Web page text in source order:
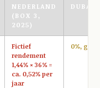
NEDERLAND
(BOX 3,
2025)
DUBAI
Fictief
rendement
1,44% × 36% =
ca. 0,52% per
jaar
0%,